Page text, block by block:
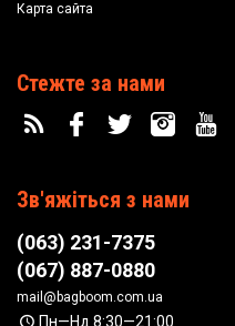
Карта сайта
Стежте за нами
Зв'яжіться з нами
(063) 231-7375
(067) 887-0880
mail@bagboom.com.ua
Пн—Нд 8:30—21:00